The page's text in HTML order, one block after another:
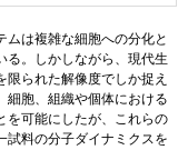
ムは複雑な細胞への分化と
る。しかしながら、現代生
られた解像度でしか捉え
細胞、組織や個体における
を可能にしたが、これらの
試料の分子ダイナミクスを